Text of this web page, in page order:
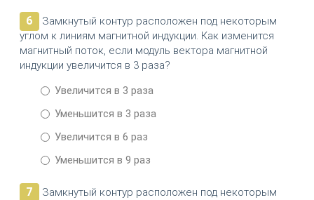
6
Замкнутый контур расположен под некоторым
углом к линиям магнитной индукции. Как изменится
магнитный поток, если модуль вектора магнитной
индукции увеличится в 3 раза?
Увеличится в 3 раза
Уменьшится в 3 раза
Увеличится в 6 раз
Уменьшится в 9 раз
7
Замкнутый контур расположен под некоторым